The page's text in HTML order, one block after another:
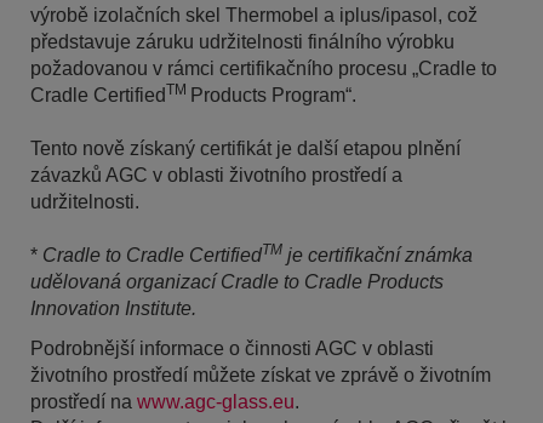
výrobě izolačních skel Thermobel a iplus/ipasol, což
představuje záruku udržitelnosti finálního výrobku
požadovanou v rámci certifikačního procesu „Cradle to
Cradle CertifiedTM Products Program“.
Tento nově získaný certifikát je další etapou plnění
závazků AGC v oblasti životního prostředí a
udržitelnosti.
* Cradle to Cradle CertifiedTM je certifikační známka
udělovaná organizací Cradle to Cradle Products
Innovation Institute.
Podrobnější informace o činnosti AGC v oblasti
životního prostředí můžete získat ve zprávě o životním
prostředí na www.agc-glass.eu.